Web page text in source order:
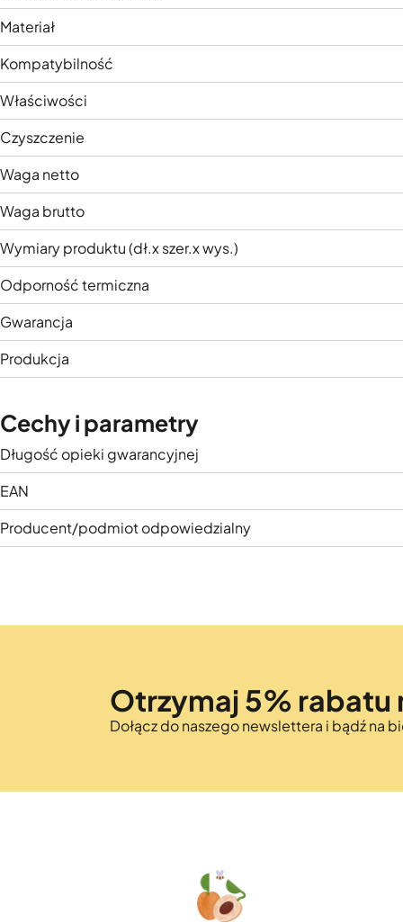
Materiał
Kompatybilność
Właściwości
Czyszczenie
Waga netto
Waga brutto
Wymiary produktu (dł.x szer.x wys.)
Odporność termiczna
Gwarancja
Produkcja
Cechy i parametry
Długość opieki gwarancyjnej
EAN
Producent/podmiot odpowiedzialny
Otrzymaj 5% rabatu
Dołącz do naszego newslettera i bądź na